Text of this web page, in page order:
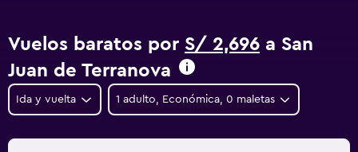
Vuelos baratos por S/ 2,696 a San
Juan de Terranova
Ida y vuelta 1 adulto, Económica, 0 maletas